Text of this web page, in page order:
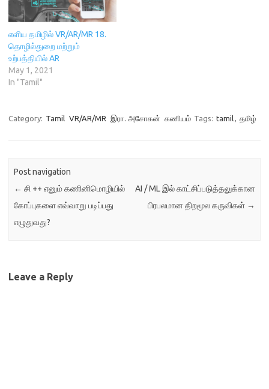
எளிய தமிழில் VR/AR/MR 18.
தொழில்துறை மற்றும்
உற்பத்தியில் AR
May 1, 2021
In "Tamil"
Category: Tamil VR/AR/MR இரா. அசோகன் கணியம் Tags: tamil, தமிழ்
Post navigation
← சி ++ எனும் கணினிமொழியில்
கோப்புகளை எவ்வாறு படிப்பது
எழுதுவது?
AI / ML இல் காட்சிப்படுத்தலுக்கான
பிரபலமான திறமூல கருவிகள் →
Leave a Reply